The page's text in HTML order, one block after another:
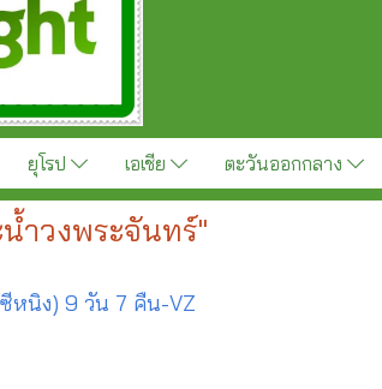
ยุโรป เอเชีย ตะวันออกกลาง
ำวงพระจันทร์"
หนิง) 9 วัน 7 คืน-VZ